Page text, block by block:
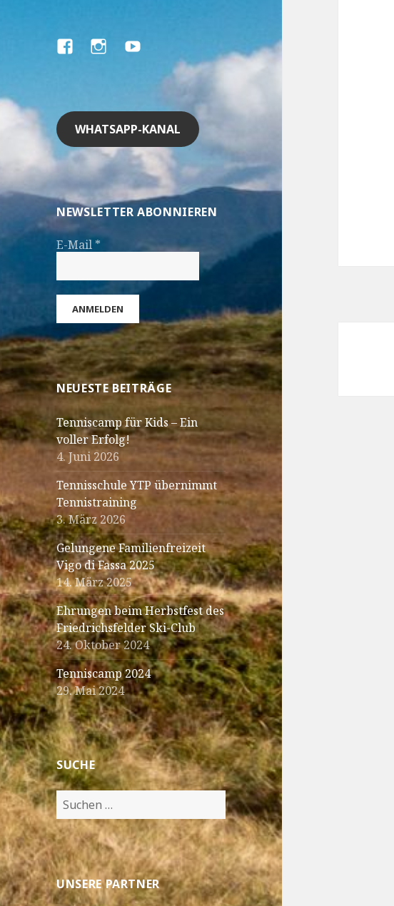
FacebookInstagramYouTube
WHATSAPP-KANAL
NEWSLETTER ABONNIEREN
E-Mail *
NEUESTE BEITRÄGE
Tenniscamp für Kids – Ein
voller Erfolg!
4. Juni 2026
Tennisschule YTP übernimmt
Tennistraining
3. März 2026
Gelungene Familienfreizeit
Vigo di Fassa 2025
14. März 2025
Ehrungen beim Herbstfest des
Friedrichsfelder Ski-Club
24. Oktober 2024
Tenniscamp 2024
29. Mai 2024
SUCHE
Suche
nach:
UNSERE PARTNER